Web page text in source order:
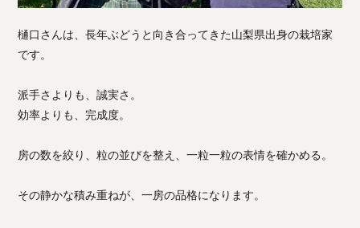
樋口さんは、長年ぶどうと向き合ってきた山梨県出身の栽培家
です。
派手さよりも、誠実さ。
効率よりも、完成度。
房の数を絞り、粒の並びを整え、一粒一粒の表情を確かめる。
その静かな積み重ねが、一房の品格になります。